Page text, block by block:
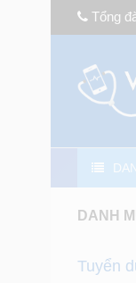
Tổng
DANH
Tuyển